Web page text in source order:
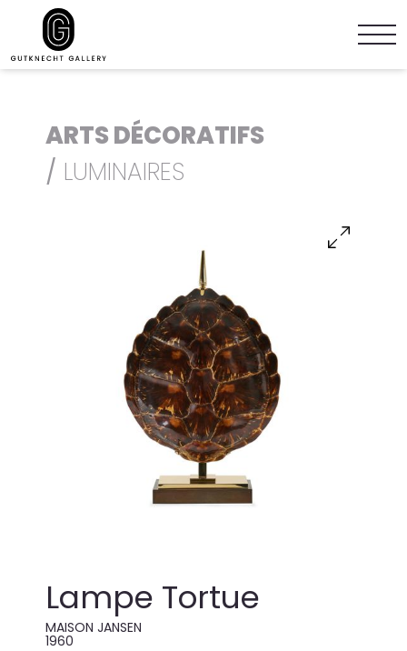
ARTS DÉCORATIFS
/ LUMINAIRES
Lampe Tortue
MAISON JANSEN
1960